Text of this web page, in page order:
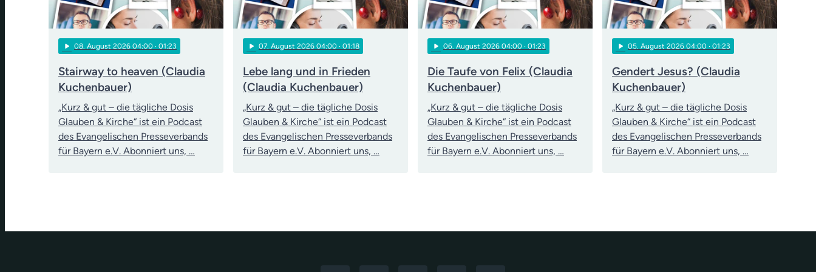
play_arrow 08 . August 2026 04:00 · 01:23
Stairway to heaven (Claudia
Kuchenbauer)
„Kurz & gut – die tägliche Dosis
Glauben & Kirche“ ist ein Podcast
des Evangelischen Presseverbands
für Bayern e.V. Abonniert uns, …
play_arrow 07 . August 2026 04:00 · 01:18
Lebe lang und in Frieden
(Claudia Kuchenbauer)
„Kurz & gut – die tägliche Dosis
Glauben & Kirche“ ist ein Podcast
des Evangelischen Presseverbands
für Bayern e.V. Abonniert uns, …
play_arrow 06 . August 2026 04:00 · 01:23
Die Taufe von Felix (Claudia
Kuchenbauer)
„Kurz & gut – die tägliche Dosis
Glauben & Kirche“ ist ein Podcast
des Evangelischen Presseverbands
für Bayern e.V. Abonniert uns, …
play_arrow 05 . August 2026 04:00 · 01:23
Gendert Jesus? (Claudia
Kuchenbauer)
„Kurz & gut – die tägliche Dosis
Glauben & Kirche“ ist ein Podcast
des Evangelischen Presseverbands
für Bayern e.V. Abonniert uns, …